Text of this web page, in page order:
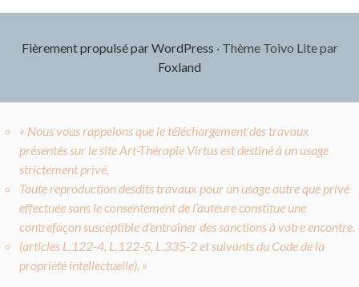
Fièrement propulsé par WordPress ·Thème Toivo Lite par
Foxland
« Nous vous rappelons que le téléchargement des travaux
présentés sur le site Art-Thérapie Virtus est destiné à un usage
strictement privé.
Toute reproduction desdits travaux pour un usage autre que privé
effectuée sans le consentement de l’auteure constitue une
contrefaçon susceptible d’entraîner des sanctions à votre encontre.
(articles L.122-4, L.122-5, L.335-2 et suivants du Code de la
propriété intellectuelle). »